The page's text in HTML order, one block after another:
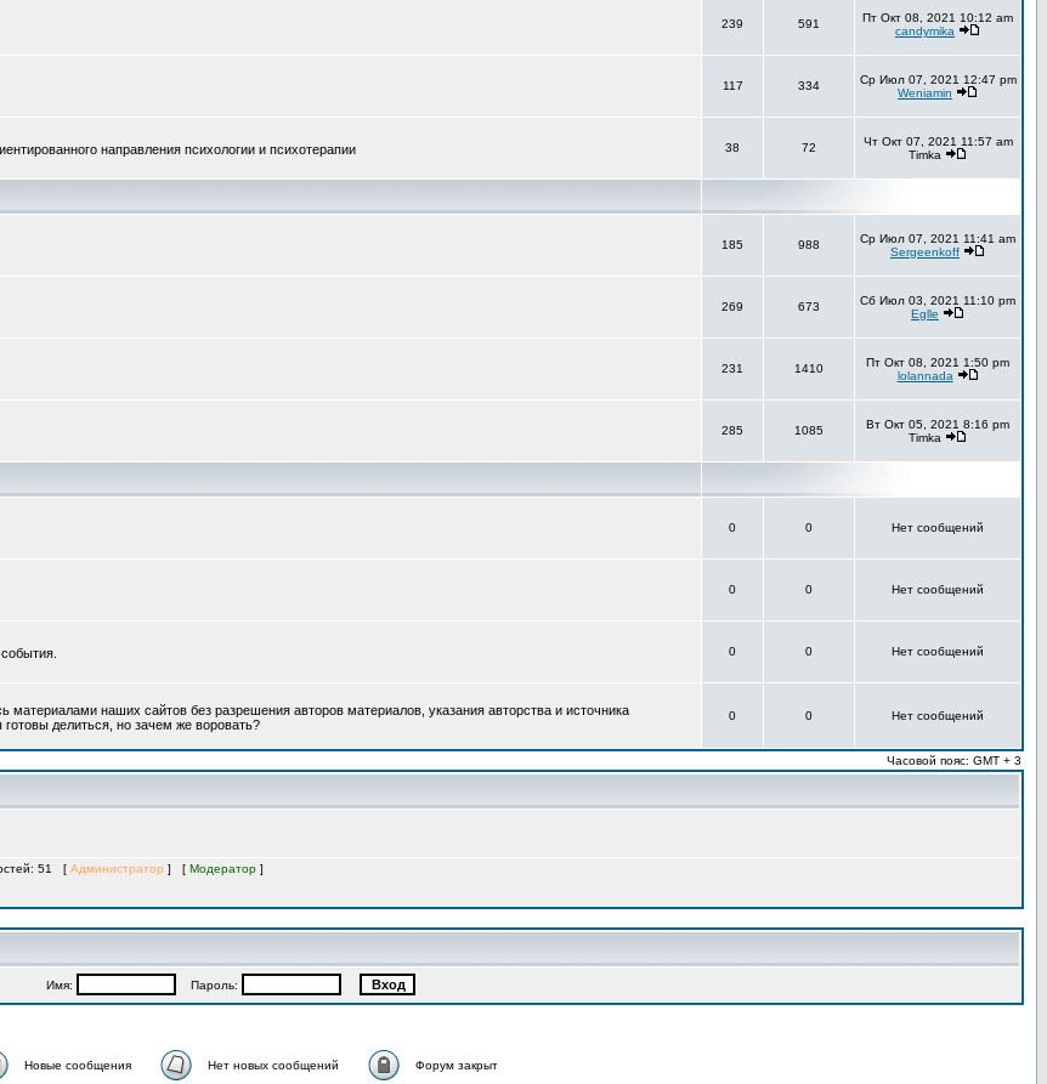
239 591
Пт Окт 08, 2021 10:12 am
candymika
117 334
Ср Июл 07, 2021 12:47 pm
Weniamin
направления психологии и психотерапии 38 72
Чт Окт 07, 2021 11:57 am
Timka
185 988
Ср Июл 07, 2021 11:41 am
Sergeenkoff
269 673
Сб Июл 03, 2021 11:10 pm
Eglle
231 1410
Пт Окт 08, 2021 1:50 pm
lolannada
285 1085
Вт Окт 05, 2021 8:16 pm
Timka
0 0 Нет сообщений
0 0 Нет сообщений
0 0 Нет сообщений
наших сайтов без разрешения авторов материалов, указания авторства и источника
делиться, но зачем же воровать?
0 0 Нет сообщений
Часовой пояс: GMT + 3
51 [ Администратор ] [ Модератор ]
Имя: Пароль:
Новые сообщения Нет новых сообщений Форум закрыт